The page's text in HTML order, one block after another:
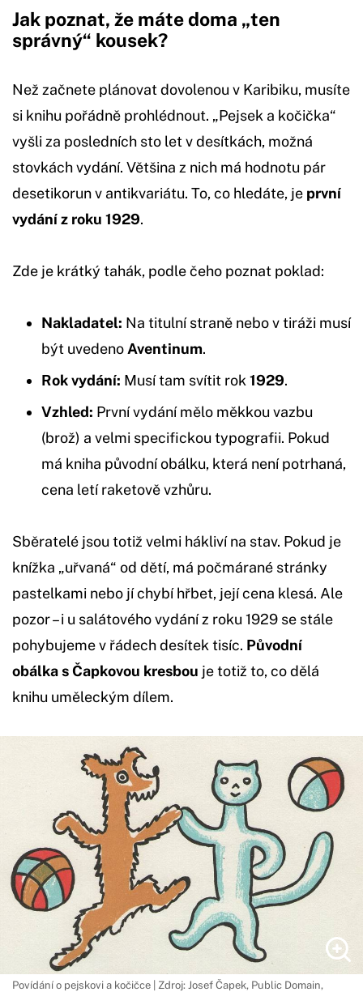
Jak poznat, že máte doma „ten
správný“ kousek?
Než začnete plánovat dovolenou v Karibiku, musíte
si knihu pořádně prohlédnout. „Pejsek a kočička“
vyšli za posledních sto let v desítkách, možná
stovkách vydání. Většina z nich má hodnotu pár
desetikorun v antikvariátu. To, co hledáte, je první
vydání z roku 1929.
Zde je krátký tahák, podle čeho poznat poklad:
Nakladatel: Na titulní straně nebo v tiráži musí
být uvedeno Aventinum.
Rok vydání: Musí tam svítit rok 1929.
Vzhled: První vydání mělo měkkou vazbu
(brož) a velmi specifickou typografii. Pokud
má kniha původní obálku, která není potrhaná,
cena letí raketově vzhůru.
Sběratelé jsou totiž velmi hákliví na stav. Pokud je
knížka „uřvaná“ od dětí, má počmárané stránky
pastelkami nebo jí chybí hřbet, její cena klesá. Ale
pozor – i u salátového vydání z roku 1929 se stále
pohybujeme v řádech desítek tisíc. Původní
obálka s Čapkovou kresbou je totiž to, co dělá
knihu uměleckým dílem.
Povídání o pejskovi a kočičce | Zdroj: Josef Čapek, Public Domain,